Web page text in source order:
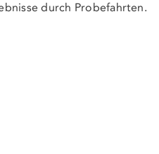
durch Probefahrten.